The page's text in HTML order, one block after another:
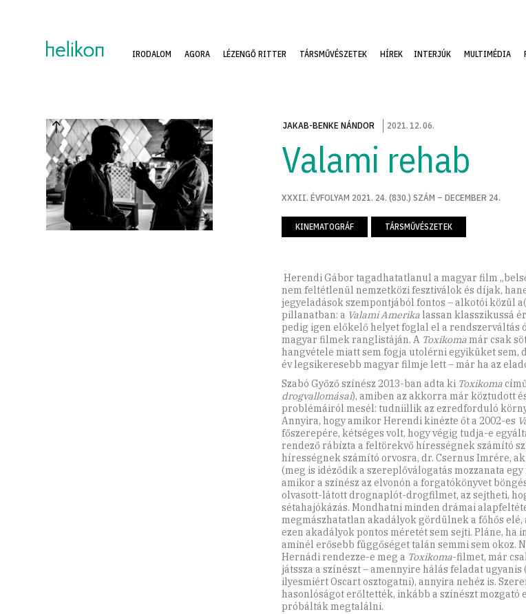
IRODALOM AGORA LÉZENGŐ RITTER TÁRSMŰVÉSZETEK HÍREK INTERJÚK MULTIMÉDIA
JAKAB-BENKE NÁNDOR 2021. 12.06.
Valami rehab
XXXII. ÉVFOLYAM 2021. 24. (830.) SZÁM – DECEMBER 24.
KINEMATOGRÁF TÁRSMŰVÉSZETEK
Herendi Gábor tagadhatatlanul a magyar film
nem feltétlenül nemzetközi fesztiválok és díjak,
jegyeladások szempontjából fontos – alkotói közül
pillanatban: a Valami Amerikalassan klasszikussá
pedig igen előkelő helyet foglal el a rendszerváltás
magyar filmek ranglistáján. A Toxikomamár csak
hangvétele miatt sem fogja utolérni egyiküket sem,
év legsikeresebb magyar filmje lett – már ha az
Szabó Győző színész 2013-ban adta ki Toxikoma
drogvallomásai), amiben az akkorra már köztudott
problémáiról mesél: tudniillik az ezredforduló
Annyira, hogy amikor Herendi kinézte őt a 2002-es
főszerepére, kétséges volt, hogy végig tudja-e
rendező rábízta a feltörekvő hírességnek számító
hírességnek számító orvosra, dr. Csernus Imrére,
(meg is idéződik a szereplőválogatás mozzanata
amikor a színész az elvonón a forgatókönyvet
olvasott-látott drognaplót-drogfilmet, az sejtheti,
sétahajókázás. Mondhatni minden drámai
megmászhatatlan akadályok gördülnek a főhős
ezen akadályok pontos méretét sem sejti. Pláne, ha
aminél erősebb függőséget talán semmi sem okoz.
Hernádi rendezze-e meg a Toxikoma-filmet, már
játssza a színészt – amennyire hálás feladat
ilyesmiért Oscart osztogatni), annyira nehéz is.
hasonlóságot erőltették, inkább a színészt mozgató
próbálták megtalálni.